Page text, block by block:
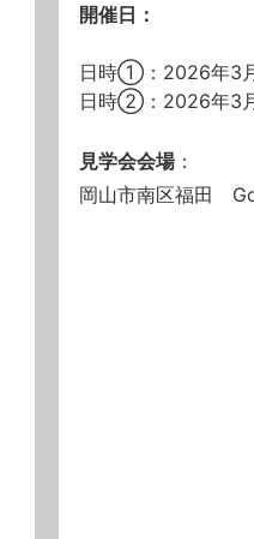
開催日：
日時①：2026年3
日時②：2026年3
見学会会場：
岡山市南区福田